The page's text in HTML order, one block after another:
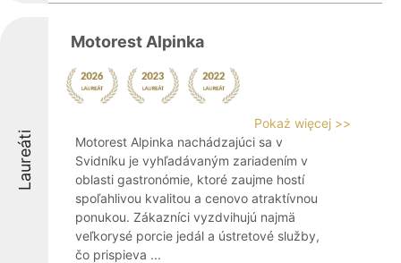
Laureáti
Motorest Alpinka
Pokaż więcej >>
Motorest Alpinka nachádzajúci sa v
Svidníku je vyhľadávaným zariadením v
oblasti gastronómie, ktoré zaujme hostí
spoľahlivou kvalitou a cenovo atraktívnou
ponukou. Zákazníci vyzdvihujú najmä
veľkorysé porcie jedál a ústretové služby,
čo prispieva ...